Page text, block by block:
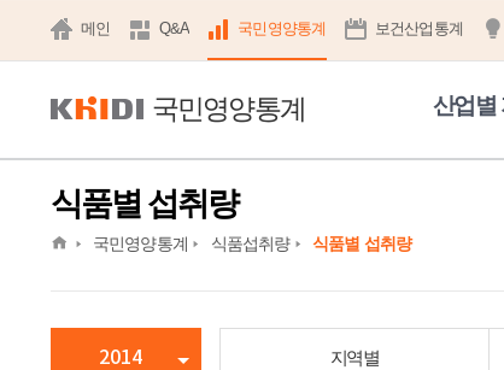
메인 Q&A 국민영양통계 보건산업통계
국민영양통계 산업별
식품별 섭취량
home국민영양통계 식품섭취량 식품별 섭취량
2014 지역별